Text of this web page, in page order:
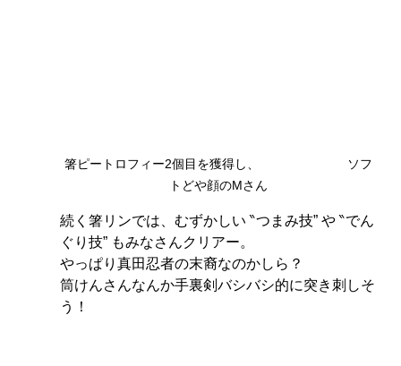
箸ピートロフィー2個目を獲得し、　　　　　　　ソフ
トどや顔のMさん
続く箸リンでは、むずかしい ‶つまみ技” や ‶でん
ぐり技” もみなさんクリアー。
やっぱり真田忍者の末裔なのかしら？
筒けんさんなんか手裏剣バシバシ的に突き刺しそ
う！